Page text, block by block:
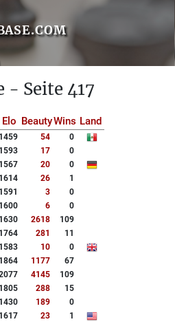
- Seite 417
Elo BeautyWins Land
1459 54
0
1593 17
0
1567 20
0
1614 26
1
1591 3
0
1600 6
0
1630 2618
109
1764 281
11
1583 10
0
1864 1177
67
4145
109
1805 288
15
1430 189
0
1617 23
1